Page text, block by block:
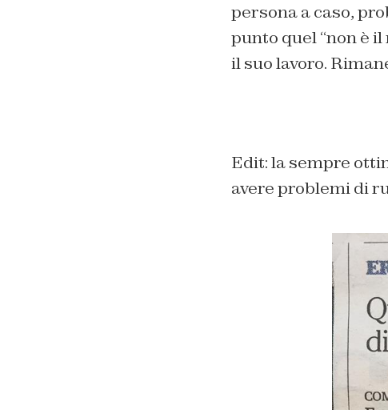
persona a caso,
punto quel “non è
il suo lavoro.
Edit: la sempre
avere problemi di